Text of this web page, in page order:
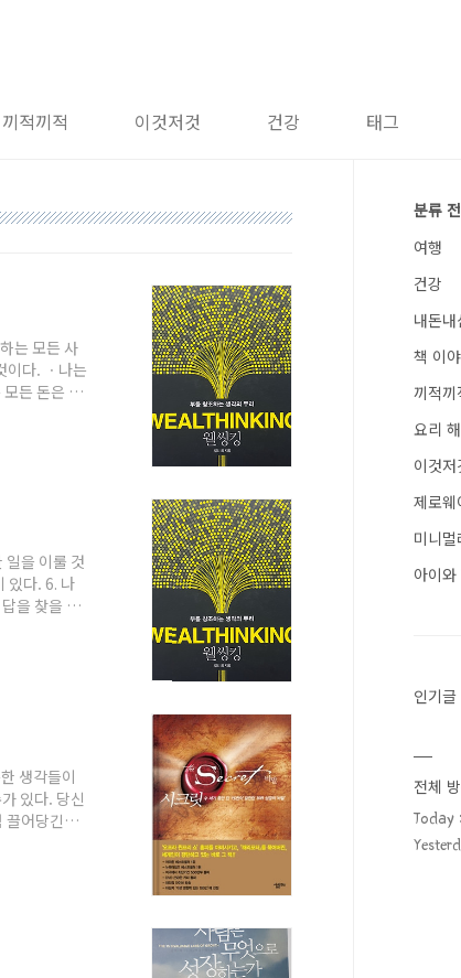
끼적끼적 이것저것 건강 태그
는 모든 사
이다. ㆍ나는
든 돈은 나
산이 복리
일을 이룰 것
있다. 6. 나
을 찾을 수
최고로 만
생각들이
있다. 당신
어당긴다.
있는 셈이
분류
여행
건강
내돈내
책 이
끼적끼
요리
이것저
제로웨
미니
아이와
인기글
전체
Today :